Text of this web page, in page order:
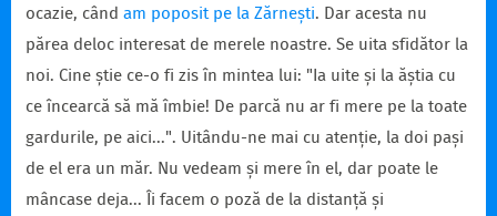
ocazie, când am poposit pe la Zărnești. Dar acesta nu
părea deloc interesat de merele noastre. Se uita sfidător la
noi. Cine știe ce-o fi zis în mintea lui: "Ia uite și la ăștia cu
ce încearcă să mă îmbie! De parcă nu ar fi mere pe la toate
gardurile, pe aici...". Uitându-ne mai cu atenție, la doi pași
de el era un măr. Nu vedeam și mere în el, dar poate le
mâncase deja... Îi facem o poză de la distanță și